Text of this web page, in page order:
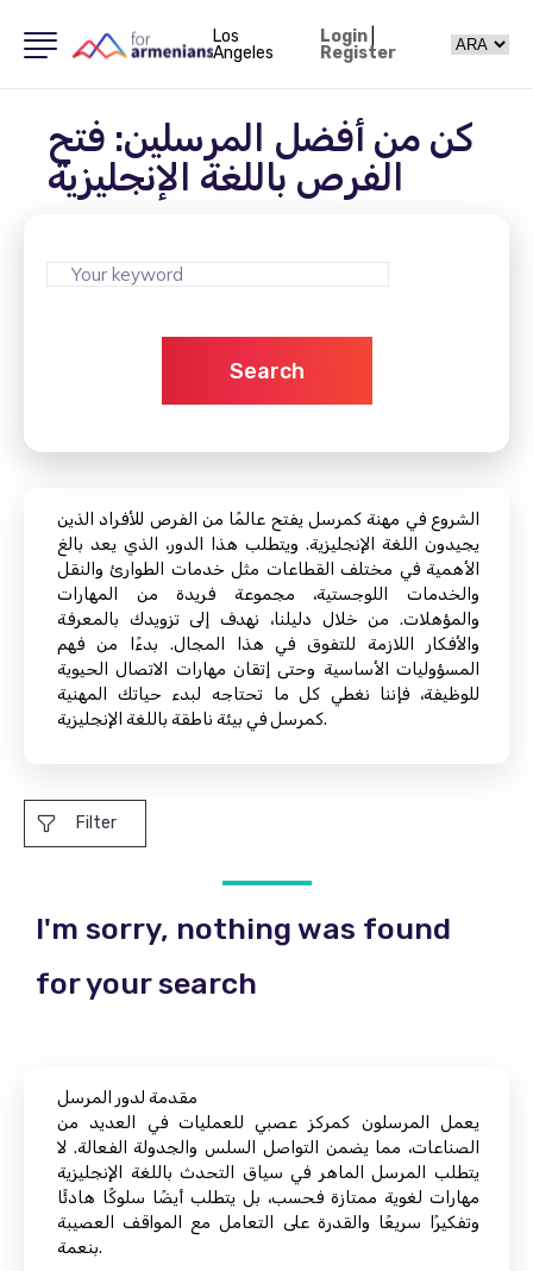
Los
Angeles
Login|
Register
كن من أفضل المرسلين: فتح
الفرص باللغة الإنجليزية
Search
الشروع في مهنة كمرسل يفتح عالمًا من الفرص للأفراد الذين
يجيدون اللغة الإنجليزية. ويتطلب هذا الدور، الذي يعد بالغ
الأهمية في مختلف القطاعات مثل خدمات الطوارئ والنقل
والخدمات اللوجستية، مجموعة فريدة من المهارات
والمؤهلات. من خلال دليلنا، نهدف إلى تزويدك بالمعرفة
والأفكار اللازمة للتفوق في هذا المجال. بدءًا من فهم
المسؤوليات الأساسية وحتى إتقان مهارات الاتصال الحيوية
للوظيفة، فإننا نغطي كل ما تحتاجه لبدء حياتك المهنية
كمرسل في بيئة ناطقة باللغة الإنجليزية.
Filter
I'm sorry, nothing was found
for your search
مقدمة لدور المرسل
يعمل المرسلون كمركز عصبي للعمليات في العديد من
الصناعات، مما يضمن التواصل السلس والجدولة الفعالة. لا
يتطلب المرسل الماهر في سياق التحدث باللغة الإنجليزية
مهارات لغوية ممتازة فحسب، بل يتطلب أيضًا سلوكًا هادئًا
وتفكيرًا سريعًا والقدرة على التعامل مع المواقف العصيبة
بنعمة.